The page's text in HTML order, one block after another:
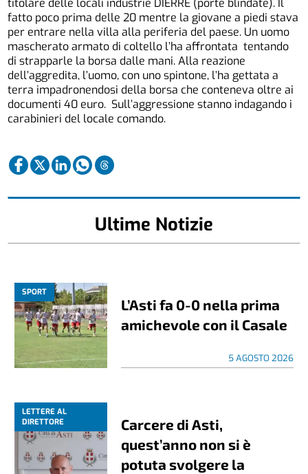
titolare delle locali industrie DIERRE (porte blindate). Il
fatto poco prima delle 20 mentre la giovane a piedi stava
per entrare nella villa alla periferia del paese. Un uomo
mascherato armato di coltello l’ha affrontata tentando
di strapparle la borsa dalle mani. Alla reazione
dell’aggredita, l’uomo, con uno spintone, l’ha gettata a
terra impadronendosi della borsa che conteneva oltre ai
documenti 40 euro. Sull’aggressione stanno indagando i
carabinieri del locale comando.
Ultime Notizie
SPORT
L’Asti fa 0-0 nella prima
amichevole con il Casale
5 AGOSTO 2026
LETTERE AL
DIRETTORE
Carcere di Asti,
quest’anno non si è
potuta svolgere la